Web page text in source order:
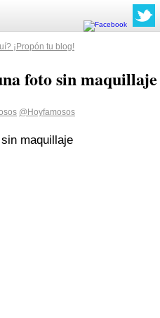
¡Propón tu blog!
foto sin maquillaje
@Hoyfamosos